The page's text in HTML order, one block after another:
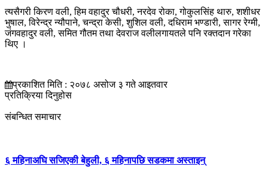
त्यसैगरी किरण वली, हिम वहादुर चौधरी, नरदेव रोका, गोकुलसिंह थारु, शशीधर
भुषाल, विरेन्द्र न्यौपाने, चन्द्रा केसी, शुशिल वली, दधिराम भण्डारी, सागर रेग्मी,
जंगवहादुर वली, समित गौतम तथा देवराज वलीलगायतले पनि रक्तदान गरेका
थिए ।
प्रकाशित मिति : २०७८ असोज ३ गते आइतवार
प्रतिक्रिया दिनुहोस
संबन्धित समाचार
६ महिनाअघि सजिएकी बेहुली, ६ महिनापछि सडकमा अस्ताइन्